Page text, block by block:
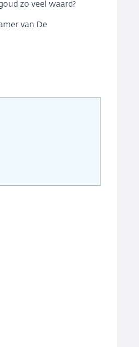
zo veel waard?
van De